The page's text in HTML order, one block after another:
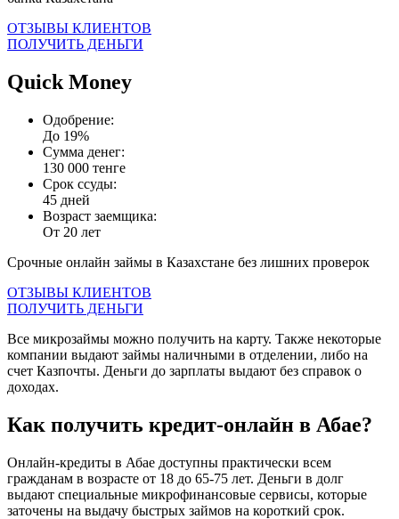
ОТЗЫВЫ КЛИЕНТОВ
ПОЛУЧИТЬ ДЕНЬГИ
Quick Money
Одобрение:
До 19%
Сумма денег:
130 000 тенге
Срок ссуды:
45 дней
Возраст заемщика:
От 20 лет
Срочные онлайн займы в Казахстане без лишних проверок
ОТЗЫВЫ КЛИЕНТОВ
ПОЛУЧИТЬ ДЕНЬГИ
Все микрозаймы можно получить на карту. Также некоторые
компании выдают займы наличными в отделении, либо на
счет Казпочты. Деньги до зарплаты выдают без справок о
доходах.
Как получить кредит-онлайн в Абае?
Онлайн-кредиты в Абае доступны практически всем
гражданам в возрасте от 18 до 65-75 лет. Деньги в долг
выдают специальные микрофинансовые сервисы, которые
заточены на выдачу быстрых займов на короткий срок.